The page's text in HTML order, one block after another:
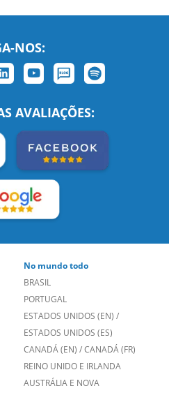
NOS:
AVALIAÇÕES:
PORTUGAL
ESTADOS UNIDOS (EN)
ESTADOS UNIDOS (ES)
CANADÁ (EN)/CANADÁ (FR)
REINO UNIDO E IRLANDA
AUSTRÁLIA E NOVA
ZELÂNDIA
ALEMANHA